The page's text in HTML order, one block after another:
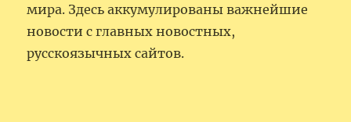
мира. Здесь аккумулированы важнейшие
новости с главных новостных,
русскоязычных сайтов.